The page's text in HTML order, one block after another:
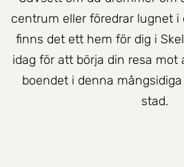
centrum eller föredrar lugnet i
finns det ett hem för dig i
idag för att börja din resa
boendet i denna
stad.